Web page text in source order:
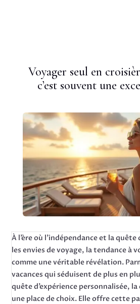
Voyager seul en
c’est souvent une
À l’ère où l’indépendance et la
les envies de voyage, la tendance à
comme une véritable révélation.
vacances qui séduisent de plus en
quête d’expérience personnalisée,
une place de choix. Elle offre cette